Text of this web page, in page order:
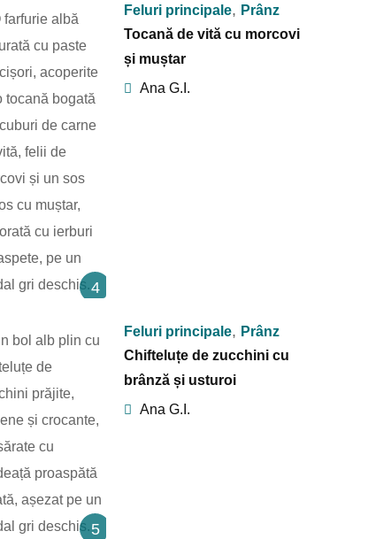
4
Feluri principale, Prânz
Tocană de vită cu morcovi
și muștar
Ana G.I.
5
Feluri principale, Prânz
Chifteluțe de zucchini cu
brânză și usturoi
Ana G.I.